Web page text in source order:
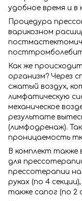
удобное время и
Процедура
варикозном
Как же
организм? Через
сжатый воздух,
лимфатическую
механическое
результате
(лимфодренаж).
проницаемость
В комплект также
для
прессотерапии на
руках (по 4
также сапог (по 2